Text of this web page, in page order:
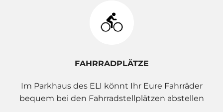
FAHRRADPLÄTZE
Im Parkhaus des ELI könnt Ihr Eure Fahrräder
bequem bei den Fahrradstellplätzen abstellen